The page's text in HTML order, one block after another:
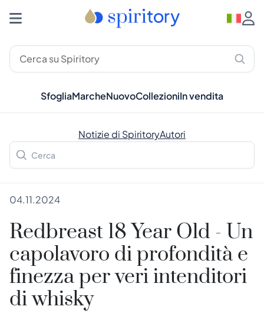
SfogliaMarcheNuovoCollezioniIn vendita
Notizie di SpiritoryAutori
04.11.2024
Redbreast 18 Year Old - Un
capolavoro di profondità e
finezza per veri intenditori
di whisky